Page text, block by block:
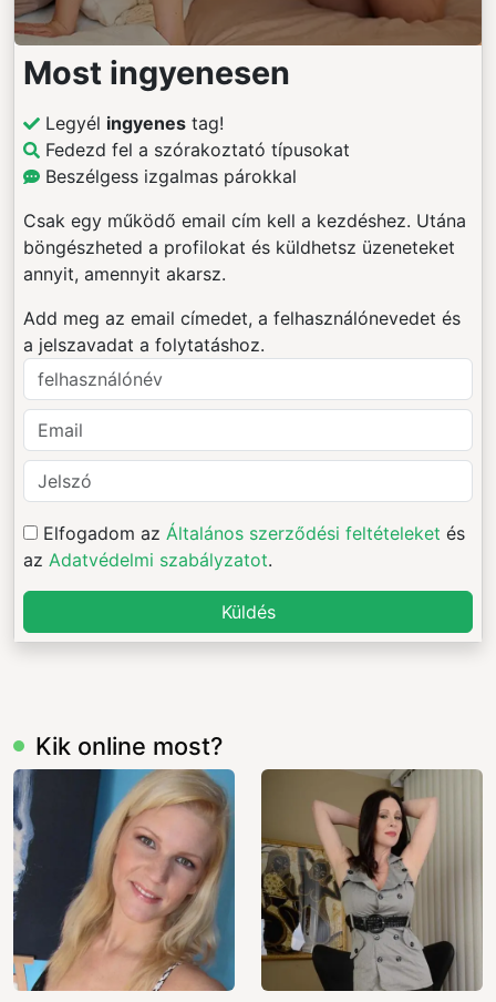
Most ingyenesen
Legyél ingyenes tag!
Fedezd fel a szórakoztató típusokat
Beszélgess izgalmas párokkal
Csak egy működő email cím kell a kezdéshez. Utána
böngészheted a profilokat és küldhetsz üzeneteket
annyit, amennyit akarsz.
Add meg az email címedet, a felhasználónevedet és
a jelszavadat a folytatáshoz.
Elfogadom az Általános szerződési feltételeket és
az Adatvédelmi szabályzatot.
Küldés
Kik online most?